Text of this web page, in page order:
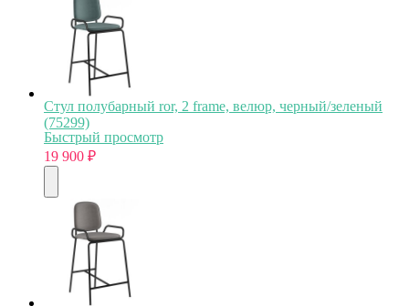
Стул полубарный ror, 2 frame, велюр, черный/зеленый
(75299)
Быстрый просмотр
19 900 ₽